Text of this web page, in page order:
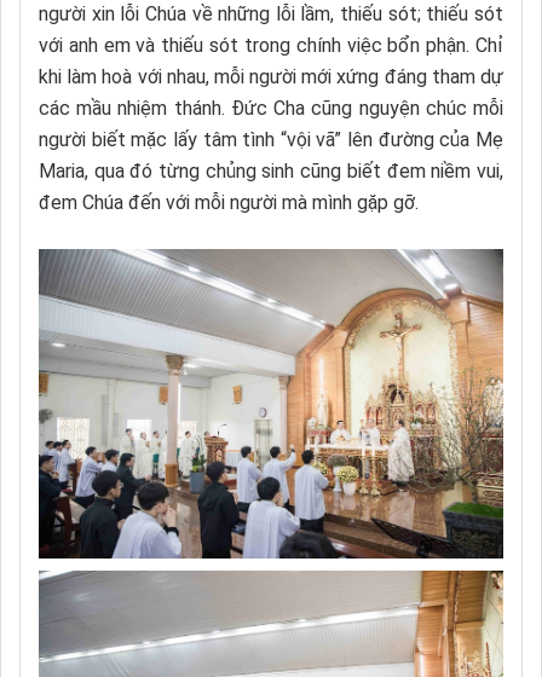
người xin lỗi Chúa về những lỗi lầm, thiếu sót; thiếu sót
với anh em và thiếu sót trong chính việc bổn phận. Chỉ
khi làm hoà với nhau, mỗi người mới xứng đáng tham dự
các mầu nhiệm thánh. Đức Cha cũng nguyện chúc mỗi
người biết mặc lấy tâm tình “vội vã” lên đường của Mẹ
Maria, qua đó từng chủng sinh cũng biết đem niềm vui,
đem Chúa đến với mỗi người mà mình gặp gỡ.